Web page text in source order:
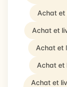
Achat et
Achat et
Achat et
Achat et
Achat et